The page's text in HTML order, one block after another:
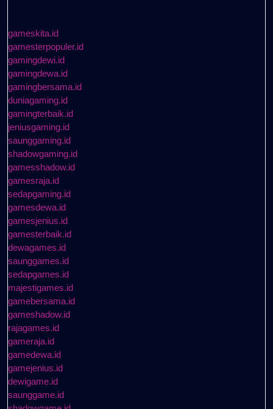
gameskita.id
gamesterpopuler.id
gamingdewi.id
gamingdewa.id
gamingbersama.id
duniagaming.id
gamingterbaik.id
jeniusgaming.id
saunggaming.id
shadowgaming.id
gamesshadow.id
gamesraja.id
sedapgaming.id
gamesdewa.id
gamesjenius.id
gamesterbaik.id
dewagames.id
saunggames.id
sedapgames.id
majestigames.id
gamebersama.id
gameshadow.id
rajagames.id
gameraja.id
gamedewa.id
gamejenius.id
dewigame.id
saunggame.id